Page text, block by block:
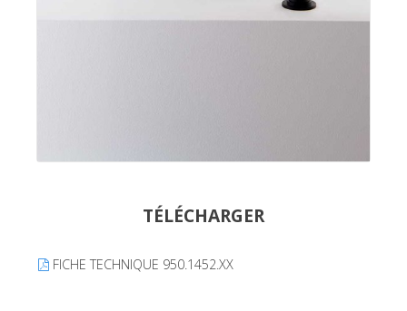
TÉLÉCHARGER
FICHE TECHNIQUE 950.1452.XX